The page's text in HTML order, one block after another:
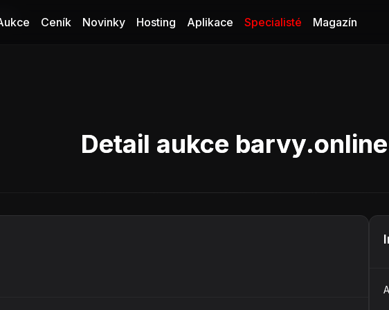
Ceník Novinky Hosting Aplikace Specialisté Magazín
Detail aukce barvy.online